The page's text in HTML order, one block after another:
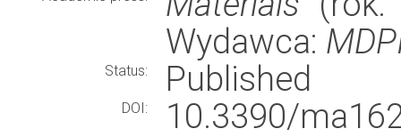
Wydawca:
Status: Published
DOI:
10.3390/